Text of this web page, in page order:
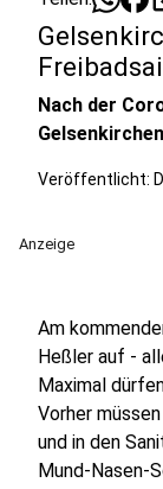
Nach der
Veröffentlicht:
Anzeige
Am
Heßler auf -
Maximal
Vorher
und in den
Mund-Nasen-